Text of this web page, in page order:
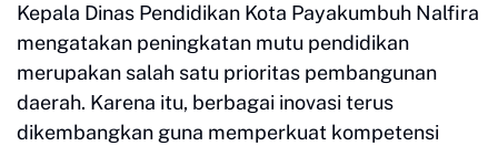
Kepala Dinas Pendidikan Kota Payakumbuh Nalfira
mengatakan peningkatan mutu pendidikan
merupakan salah satu prioritas pembangunan
daerah. Karena itu, berbagai inovasi terus
dikembangkan guna memperkuat kompetensi